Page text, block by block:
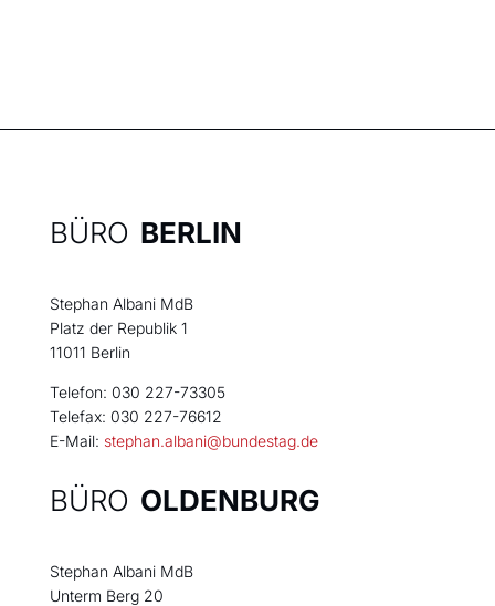
BÜRO BERLIN
Stephan Albani MdB
Platz der Republik 1
11011 Berlin
Telefon: 030 227-73305
Telefax: 030 227-76612
E-Mail: stephan.albani@bundestag.de
BÜRO OLDENBURG
Stephan Albani MdB
Unterm Berg 20